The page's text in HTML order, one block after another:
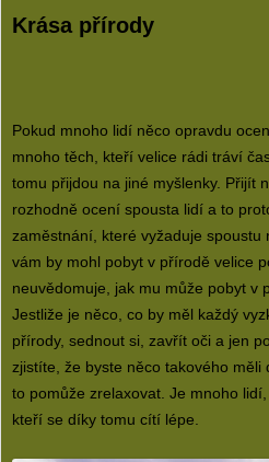
Krása přírody
Pokud mnoho lidí něco opravdu
mnoho těch, kteří velice rádi tráví
tomu přijdou na jiné myšlenky. Přijít
rozhodně ocení spousta lidí a to
zaměstnání, které vyžaduje spoustu
vám by mohl pobyt v přírodě velice
neuvědomuje, jak mu může pobyt v
Jestliže je něco, co by měl každý
přírody, sednout si, zavřít oči a jen
zjistíte, že byste něco takového
to pomůže zrelaxovat. Je mnoho
kteří se díky tomu cítí lépe.